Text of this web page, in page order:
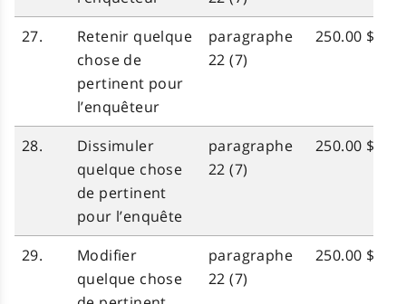
27.
Retenir quelque
chose de
pertinent pour
l’enquêteur
paragraphe
22 (7)
250.00 $
28.
Dissimuler
quelque chose
de pertinent
pour l’enquête
paragraphe
22 (7)
250.00 $
29.
Modifier
quelque chose
paragraphe
22 (7)
250.00 $